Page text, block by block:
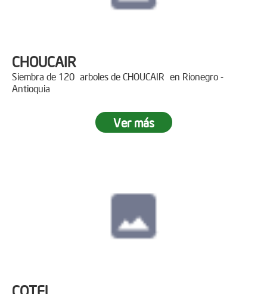
CHOUCAIR
Siembra de 120 arboles de CHOUCAIR en Rionegro -
Antioquia
Ver más
COTEL